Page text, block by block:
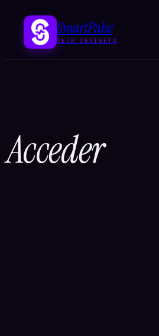
SmartPulse
TECH INSIGHTS
Acceder